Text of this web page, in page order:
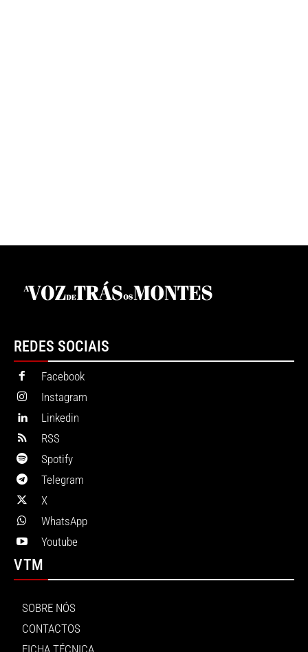
REDES SOCIAIS
Facebook
Instagram
Linkedin
RSS
Spotify
Telegram
X
WhatsApp
Youtube
VTM
SOBRE NÓS
CONTACTOS
FICHA TÉCNICA